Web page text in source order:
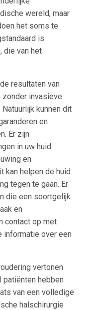
wereld, maar
het soms te
is
die van het
resultaten van
invasieve
kunnen dit
en
Er zijn
in uw huid
en
kan helpen de huid
tegen te gaan. Er
die een soortgelijk
en
contact op met
informatie over een
vertonen
patiënten hebben
van een volledige
halschirurgie